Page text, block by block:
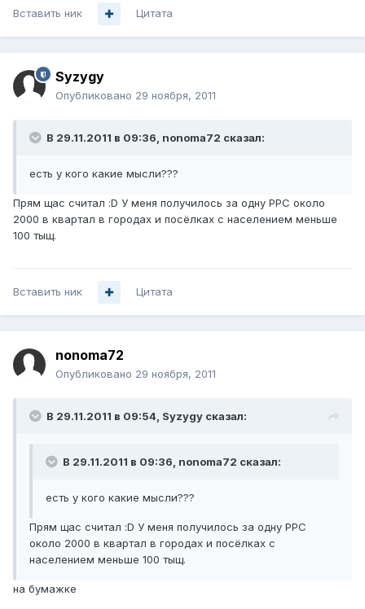
Вставить ник Цитата
Syzygy
Опубликовано 29 ноября, 2011
В 29.11.2011 в 09:36, nonoma72 сказал:
есть у кого какие мысли???
Прям щас считал :D У меня получилось за одну РРС около
2000 в квартал в городах и посёлках с населением меньше
100 тыщ.
Вставить ник Цитата
nonoma72
Опубликовано 29 ноября, 2011
В 29.11.2011 в 09:54, Syzygy сказал:
В 29.11.2011 в 09:36, nonoma72 сказал:
есть у кого какие мысли???
Прям щас считал :D У меня получилось за одну РРС
около 2000 в квартал в городах и посёлках с
населением меньше 100 тыщ.
на бумажке